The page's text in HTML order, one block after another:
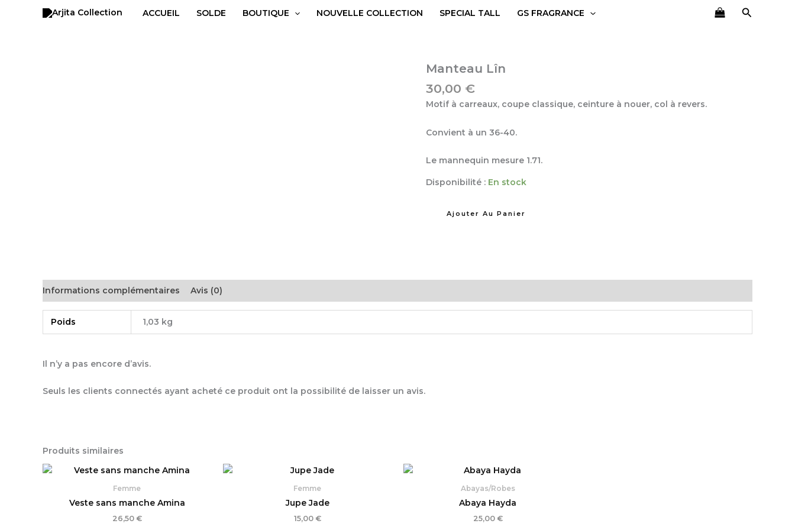
ACCUEIL SOLDE BOUTIQUE NOUVELLE COLLECTION SPECIAL TALL GS FRAGRANCE
Manteau Lîn
30,00 €
Motif à carreaux, coupe classique, ceinture à nouer, col à revers.
Convient à un 36-40.
Le mannequin mesure 1.71.
Disponibilité : En stock
quantité
Manteau
Lîn
Ajouter Au Panier
Informations complémentaires Avis (0)
Poids 1,03 kg
Il n’y a pas encore d’avis.
Seuls les clients connectés ayant acheté ce produit ont la possibilité de laisser un avis.
Produits similaires
Femme
Veste sans manche Amina
26,50 €
Femme
Jupe Jade
15,00 €
Abayas/Robes
Abaya Hayda
25,00 €